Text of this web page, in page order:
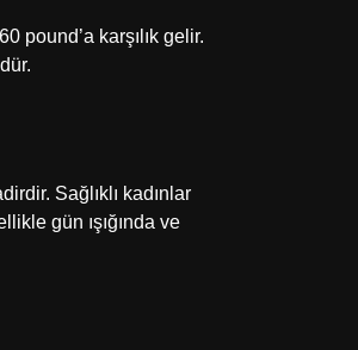
pound’a karşılık gelir.
Sağlıklı kadınlar
gün ışığında ve